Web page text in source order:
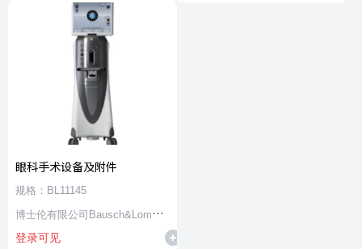
眼科手术设备及附件
规格：BL11145
博士伦有限公司Bausch&Lomb
Incorporated
登录可见